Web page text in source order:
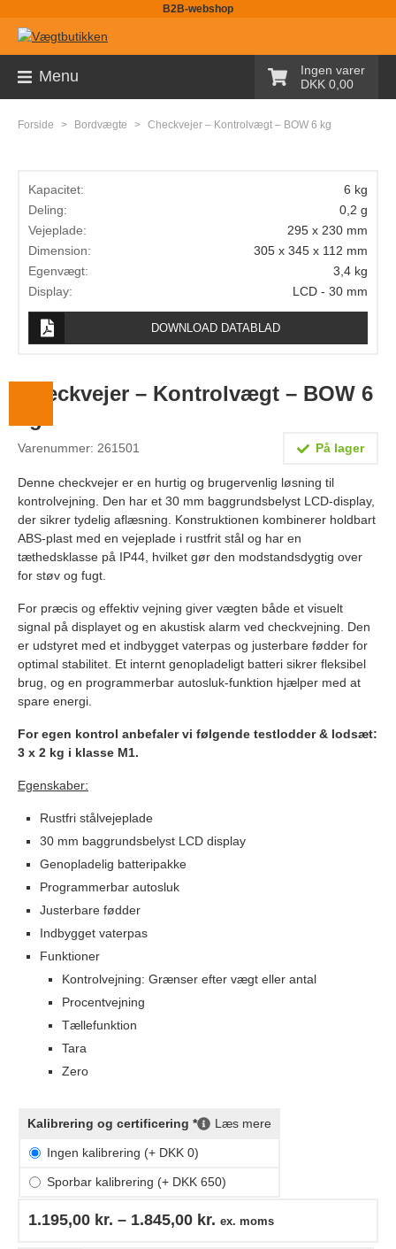
B2B-webshop
Menu
Ingen varer
DKK 0,00
Sortiment
Kranvægte
Butiksvægte
Bordvægte
Gulvvægte
Laboratorievægte
Veterinærvægte
Vægtlodder
Information
Om Vægtbutikken
Kalibrering og verifikation
Handelsbetingelser
Kontakt
Forside > Bordvægte > Checkvejer – Kontrolvægt – BOW 6 kg
Kapacitet:
6 kg
Deling:
0,2 g
Vejeplade:
295 x 230 mm
Dimension:
305 x 345 x 112 mm
Egenvægt:
3,4 kg
Display:
LCD - 30 mm
DOWNLOAD DATABLAD
Checkvejer – Kontrolvægt – BOW 6
Varenummer: 261501 På lager
Denne checkvejer er en hurtig og brugervenlig løsning til
kontrolvejning. Den har et 30 mm baggrundsbelyst LCD-display,
der sikrer tydelig aflæsning. Konstruktionen kombinerer holdbart
ABS-plast med en vejeplade i rustfrit stål og har en
tæthedsklasse på IP44, hvilket gør den modstandsdygtig over
for støv og fugt.
For præcis og effektiv vejning giver vægten både et visuelt
signal på displayet og en akustisk alarm ved checkvejning. Den
er udstyret med et indbygget vaterpas og justerbare fødder for
optimal stabilitet. Et internt genopladeligt batteri sikrer fleksibel
brug, og en programmerbar autosluk-funktion hjælper med at
spare energi.
For egen kontrol anbefaler vi følgende testlodder & lodsæt:
3 x 2 kg i klasse M1.
Egenskaber:
Rustfri stålvejeplade
30 mm baggrundsbelyst LCD display
Genopladelig batteripakke
Programmerbar autosluk
Justerbare fødder
Indbygget vaterpas
Funktioner
Kontrolvejning: Grænser efter vægt eller antal
Procentvejning
Tællefunktion
Tara
Zero
Kalibrering og certificering * Læs mere
Ingen kalibrering (+ DKK 0)
Sporbar kalibrering (+ DKK 650)
1.195,00 kr. – 1.845,00 kr. ex. moms